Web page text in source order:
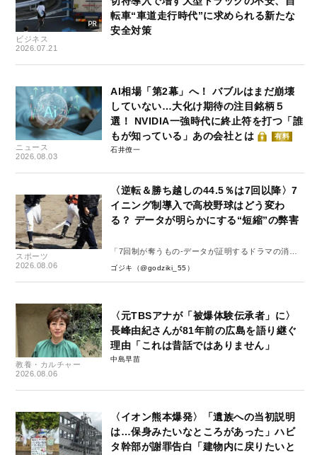
ビジネス
2026.07.21
転車“車道走行時代”に求められる新たな
安全対策
ニュース
2026.08.03
AI相場「第2幕」へ！ バブルはまだ崩壊
していない…大化け期待の注目銘柄５
選！ NVIDIA一強時代に終止符を打つ「誰
もが知っている」あの会社とは
有料
石井僚一
スポーツ
2026.08.06
〈逆転＆勝ち越しの44.5％は7回以降〉7
イニング制導入で高校野球はどう変わ
る？ データが明らかにする“短縮”の弊害
「7回制が奪うもの-データが証明するドラマの消
失-」
ゴジキ（@godziki_55）
教養・カルチャー
2026.08.06
〈元TBSアナが「被爆体験伝承者」に〉
長峰由紀さんが81年前の広島を語り継ぐ
理由「これは昔話ではありません」
中島早苗
〈イオン熊本爆発〉「遺族への当初説明
は…保身みたいなところがあった」ハビ
タ幹部が謝罪告白「建物内に戻りたいと